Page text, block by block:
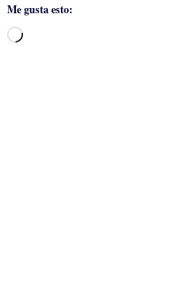
Me gusta esto:
Cargando...